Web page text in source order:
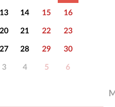
13 14 15
16
20 21 22
23
27 28 29
30
3 4 5 6